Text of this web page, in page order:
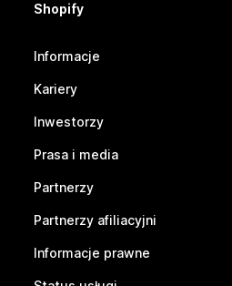
Shopify
Informacje
Kariery
Inwestorzy
Prasa i media
Partnerzy
Partnerzy afiliacyjni
Informacje prawne